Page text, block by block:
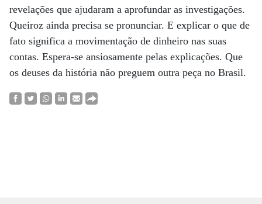
revelações que ajudaram a aprofundar as investigações.
Queiroz ainda precisa se pronunciar. E explicar o que de
fato significa a movimentação de dinheiro nas suas
contas. Espera-se ansiosamente pelas explicações. Que
os deuses da história não preguem outra peça no Brasil.